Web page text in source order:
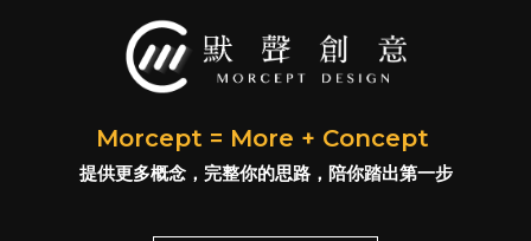
Morcept = More + Concept
提供更多概念，完整你的思路，陪你踏出第一步